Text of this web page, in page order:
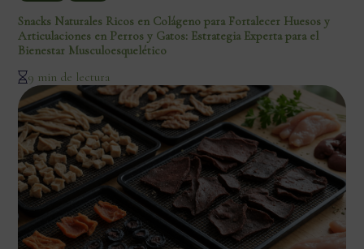
Snacks Naturales Ricos en Colágeno para Fortalecer Huesos y
Articulaciones en Perros y Gatos: Estrategia Experta para el
Bienestar Musculoesquelético
9 min de lectura